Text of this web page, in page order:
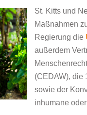
St. Kitts und
Maßnahmen
Regierung die
außerdem
(CEDAW), die
sowie der
inhumane